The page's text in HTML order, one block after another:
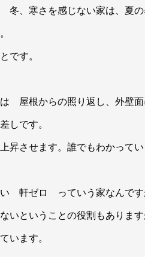
、寒さを感じない家は、夏の
です。
屋根からの照り返し、外壁面
しです。
させます。誰でもわかってい
軒ゼロ っていう家なんです
ということの役割もあります
います。